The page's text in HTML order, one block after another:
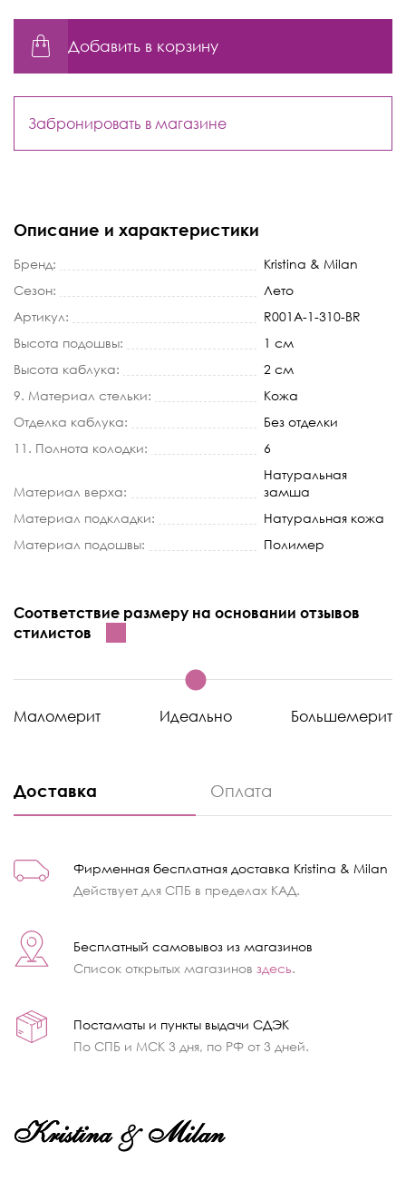
Добавить в корзину
Забронировать в магазине
Описание и характеристики
Бренд:
Kristina & Milan
Сезон:
Лето
Артикул:
R001A-1-310-BR
Высота подошвы:
1 см
Высота каблука:
2 см
9. Материал стельки:
Кожа
Отделка каблука:
Без отделки
11. Полнота колодки:
6
Материал верха:
Натуральная
замша
Материал подкладки:
Натуральная кожа
Материал подошвы:
Полимер
Соответствие размеру на основании отзывов
стилистов
Маломерит Идеально Большемерит
Доставка Оплата
Фирменная бесплатная доставка Kristina & Milan
Действует для СПБ в пределах КАД.
Бесплатный самовывоз из магазинов
Список открытых магазинов здесь.
Постаматы и пункты выдачи СДЭК
По СПБ и МСК 3 дня, по РФ от 3 дней.